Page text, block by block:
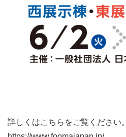
詳しくはこちらをご覧ください。